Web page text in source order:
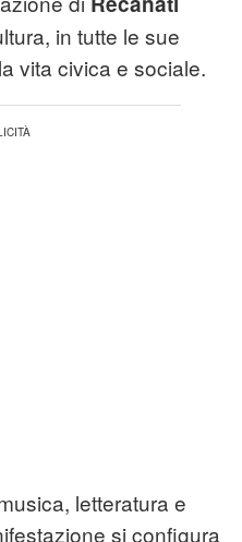
in tutte le sue
vita civica e sociale.
letteratura e
si configura